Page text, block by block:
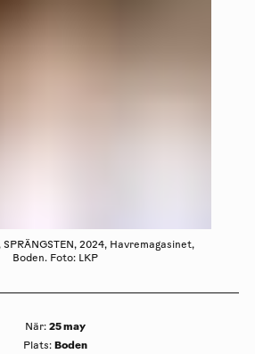
2024, Havremagasinet,
Boden. Foto: LKP
När: 25 may
Plats: Boden